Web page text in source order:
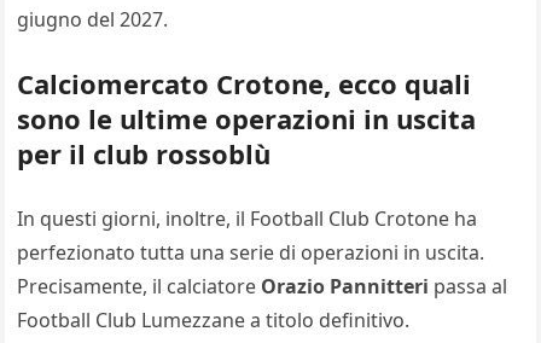
giugno del 2027.
Calciomercato Crotone, ecco quali
sono le ultime operazioni in uscita
per il club rossoblù
In questi giorni, inoltre, il Football Club Crotone ha
perfezionato tutta una serie di operazioni in uscita.
Precisamente, il calciatore Orazio Pannitteri passa al
Football Club Lumezzane a titolo definitivo.